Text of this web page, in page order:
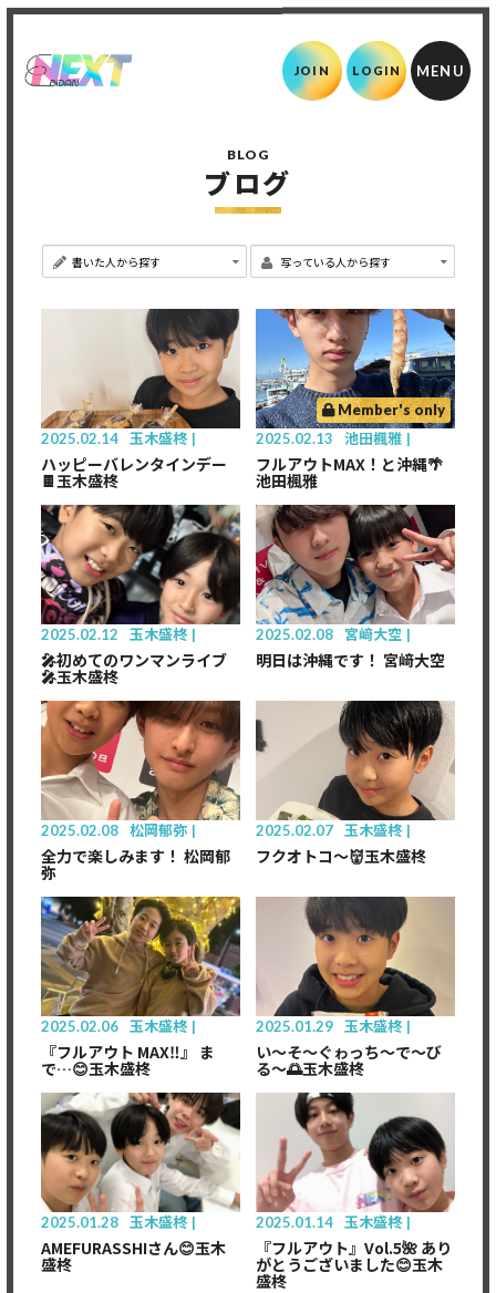
JOIN LOGIN
BLOG
ブログ
2025.02.14 玉木盛柊
ハッピーバレンタインデー
🍫玉木盛柊
Member's only
2025.02.13
池田楓雅
フルアウトMAX！と沖縄🌴
池田楓雅
2025.02.12 玉木盛柊
🎤初めてのワンマンライブ
🎤玉木盛柊
2025.02.08 宮﨑大空
明日は沖縄です！ 宮﨑大空
2025.02.08 松岡郁弥
全力で楽しみます！ 松岡郁
弥
2025.02.07 玉木盛柊
フクオトコ～👹玉木盛柊
2025.02.06 玉木盛柊
『フルアウト MAX‼』 ま
で…😊玉木盛柊
2025.01.29 玉木盛柊
い〜そ〜ぐゎっち〜で〜び
る〜🌅玉木盛柊
2025.01.28 玉木盛柊
​AMEFURASSHIさん😊玉木
盛柊
2025.01.14 玉木盛柊
『フルアウト』Vol.5🌺 あり
がとうございました😊玉木
盛柊